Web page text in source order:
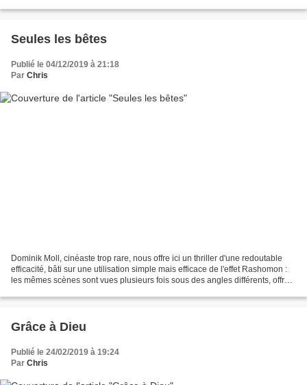
Seules les bêtes
Publié le 04/12/2019 à 21:18
Par Chris
Dominik Moll, cinéaste trop rare, nous offre ici un thriller d'une redoutable
efficacité, bâti sur une utilisation simple mais efficace de l'effet Rashomon :
les mêmes scènes sont vues plusieurs fois sous des angles différents, offrant
Grâce à Dieu
Publié le 24/02/2019 à 19:24
Par Chris